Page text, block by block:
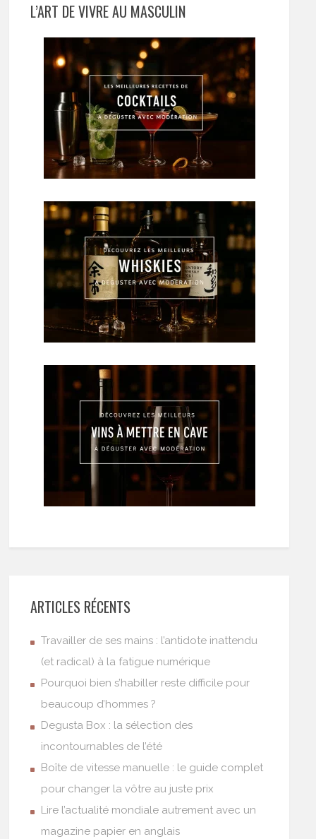
L’ART DE VIVRE AU MASCULIN
ARTICLES RÉCENTS
Travailler de ses mains : l’antidote inattendu
(et radical) à la fatigue numérique
Pourquoi bien s’habiller reste difficile pour
beaucoup d’hommes ?
Degusta Box : la sélection des
incontournables de l’été
Boîte de vitesse manuelle : le guide complet
pour changer la vôtre au juste prix
Lire l’actualité mondiale autrement avec un
magazine papier en anglais